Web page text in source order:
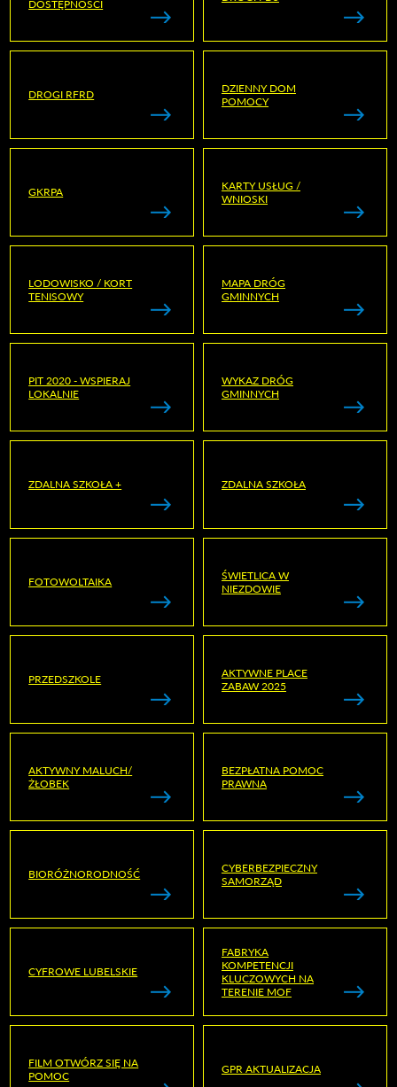
DOSTĘPNOŚCI
DROGI RFRD
DZIENNY DOM
POMOCY
GKRPA
KARTY USŁUG /
WNIOSKI
LODOWISKO / KORT
TENISOWY
MAPA DRÓG
GMINNYCH
PIT 2020 - WSPIERAJ
LOKALNIE
WYKAZ DRÓG
GMINNYCH
ZDALNA SZKOŁA + ZDALNA SZKOŁA
FOTOWOLTAIKA
ŚWIETLICA W
NIEZDOWIE
PRZEDSZKOLE
AKTYWNE PLACE
ZABAW 2025
AKTYWNY MALUCH/
ŻŁOBEK
BEZPŁATNA POMOC
PRAWNA
BIORÓŻNORODNOŚĆ
CYBERBEZPIECZNY
SAMORZĄD
CYFROWE LUBELSKIE
FABRYKA
KOMPETENCJI
KLUCZOWYCH NA
TERENIE MOF
FILM OTWÓRZ SIĘ NA
POMOC
GPR AKTUALIZACJA